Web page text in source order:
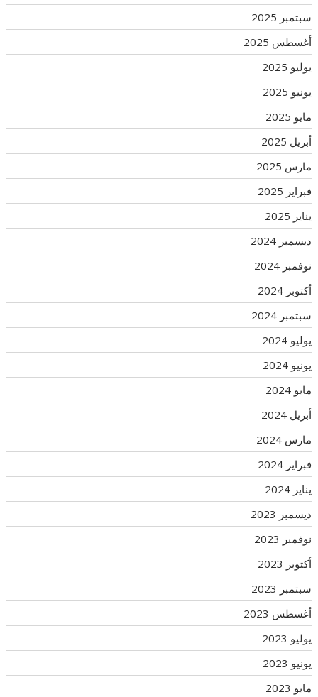
سبتمبر 2025
أغسطس 2025
يوليو 2025
يونيو 2025
مايو 2025
أبريل 2025
مارس 2025
فبراير 2025
يناير 2025
ديسمبر 2024
نوفمبر 2024
أكتوبر 2024
سبتمبر 2024
يوليو 2024
يونيو 2024
مايو 2024
أبريل 2024
مارس 2024
فبراير 2024
يناير 2024
ديسمبر 2023
نوفمبر 2023
أكتوبر 2023
سبتمبر 2023
أغسطس 2023
يوليو 2023
يونيو 2023
مايو 2023